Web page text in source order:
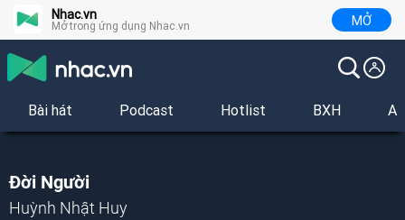
Nhac.vn
Mở trong ứng dụng Nhac.vn MỞ
Bài hát Podcast Hotlist BXH
Đời Người
Huỳnh Nhật Huy